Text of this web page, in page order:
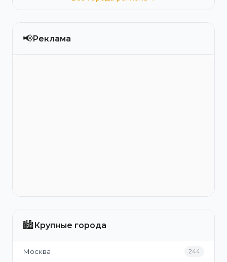
📢Реклама
🏙️Крупные города
Москва 244